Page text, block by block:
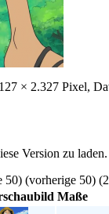
× 2.327 Pixel,
Version zu laden.
50) (vorherige 50) (
Maße